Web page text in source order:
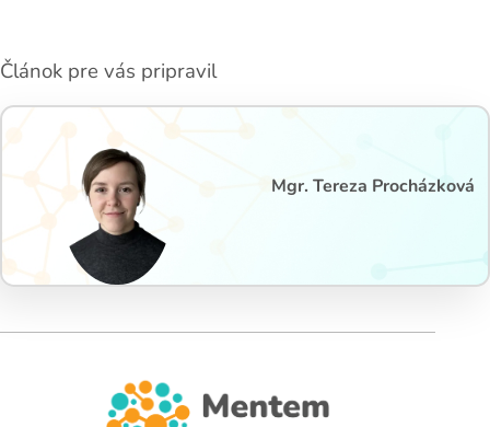
Článok pre vás pripravil
Mgr. Tereza Procházková